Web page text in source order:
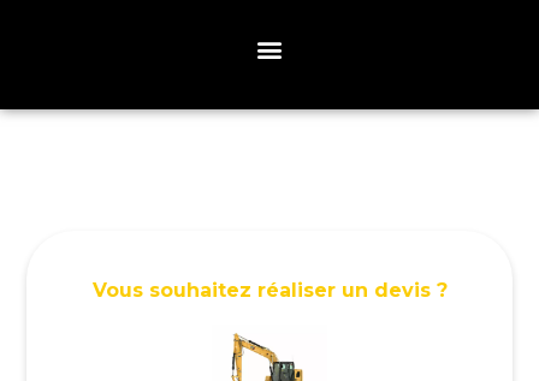
Vous souhaitez réaliser un devis ?